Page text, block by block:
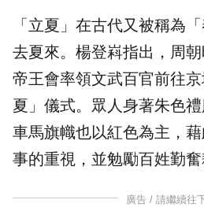
「立夏」在古代又被稱為
去夏來。楊登嵙指出，周朝
帝王會率領文武百官前往
夏」儀式。眾人身著朱色
車馬旗幟也以紅色為主，
事的重視，並勉勵百姓勤奮
廣告 / 請繼續往